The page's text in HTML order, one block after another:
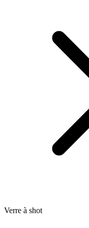
Verre à shot